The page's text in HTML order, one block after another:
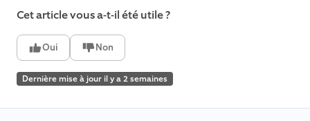
Cet article vous a-t-il été utile ?
Oui Non
Dernière mise à jour il y a 2 semaines